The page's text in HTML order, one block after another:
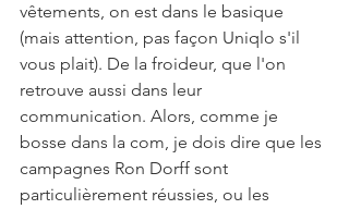
vêtements, on est dans le basique
(mais attention, pas façon Uniqlo s'il
vous plait). De la froideur, que l'on
retrouve aussi dans leur
communication. Alors, comme je
bosse dans la com, je dois dire que les
campagnes Ron Dorff sont
particulièrement réussies, ou les